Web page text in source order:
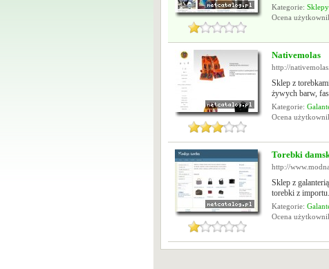
Kategorie:
Ocena
Nativemolas
http://
Sklep z
żywych barw,
Kategorie:
Ocena
Torebki
http://
Sklep z
torebki z
Kategorie:
Ocena